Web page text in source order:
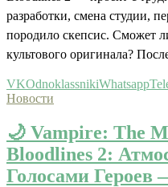
разработки, смена студии,
породило скепсис. Сможет
культового оригинала?
VKOdnoklassnikiWhatsapp
Новости
🌙 Vampire: The
Bloodlines 2:
Голосами